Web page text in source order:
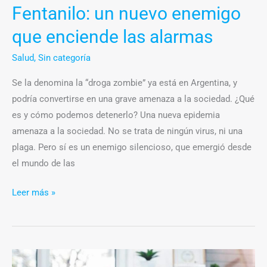
Fentanilo: un nuevo enemigo
que enciende las alarmas
Salud, Sin categoría
Se la denomina la “droga zombie” ya está en Argentina, y
podría convertirse en una grave amenaza a la sociedad. ¿Qué
es y cómo podemos detenerlo? Una nueva epidemia
amenaza a la sociedad. No se trata de ningún virus, ni una
plaga. Pero sí es un enemigo silencioso, que emergió desde
el mundo de las
Leer más »
La